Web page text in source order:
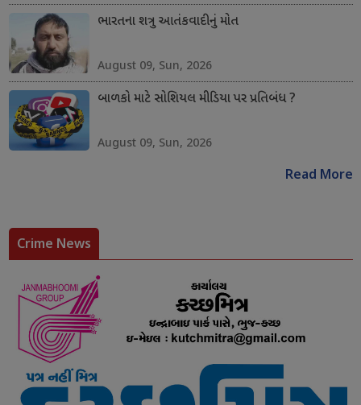
ભારતના શત્રુ આતંકવાદીનું મોત
August 09, Sun, 2026
બાળકો માટે સોશિયલ મીડિયા પર પ્રતિબંધ ?
August 09, Sun, 2026
Read More
Crime News